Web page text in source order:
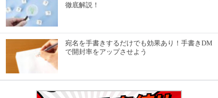
徹底解説！
宛名を手書きするだけでも効果あり！手書きDM
で開封率をアップさせよう